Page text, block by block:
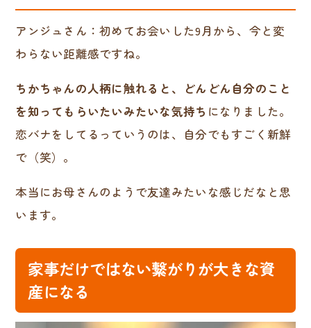
アンジュさん：初めてお会いした9月から、今と変
わらない距離感ですね。
ちかちゃんの人柄に触れると、どんどん自分のこと
を知ってもらいたいみたいな気持ち になりました。
恋バナをしてるっていうのは、自分でもすごく新鮮
で（笑）。
本当にお母さんのようで友達みたいな感じだなと思
います。
家事だけではない繋がりが大きな資
産になる